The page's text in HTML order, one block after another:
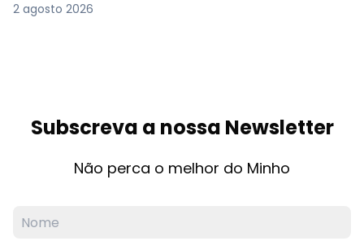
2 agosto 2026
Subscreva a nossa Newsletter
Não perca o melhor do Minho